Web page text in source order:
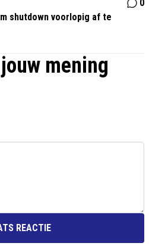
0
shutdown voorlopig af te
mening
REACTIE